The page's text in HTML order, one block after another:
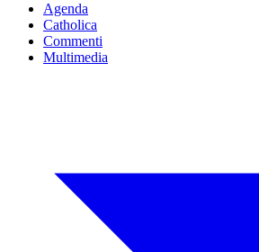
Agenda
Catholica
Commenti
Multimedia